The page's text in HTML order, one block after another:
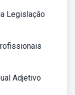
Legislação
Adjetivo